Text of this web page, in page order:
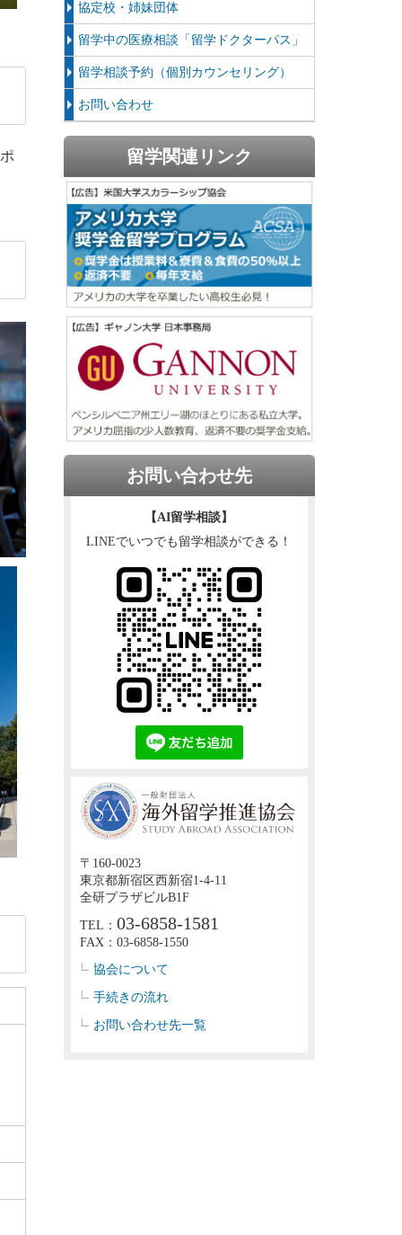
協定校・姉妹団体
留学中の医療相談「留学ドクターパス」
留学相談予約（個別カウンセリング）
お問い合わせ
留学関連リンク
お問い合わせ先
【AI留学相談】
LINEでいつでも留学相談ができる！
〒160-0023
東京都新宿区西新宿1-4-11
全研プラザビルB1F
TEL：03-6858-1581
FAX：03-6858-1550
協会について
手続きの流れ
お問い合わせ先一覧